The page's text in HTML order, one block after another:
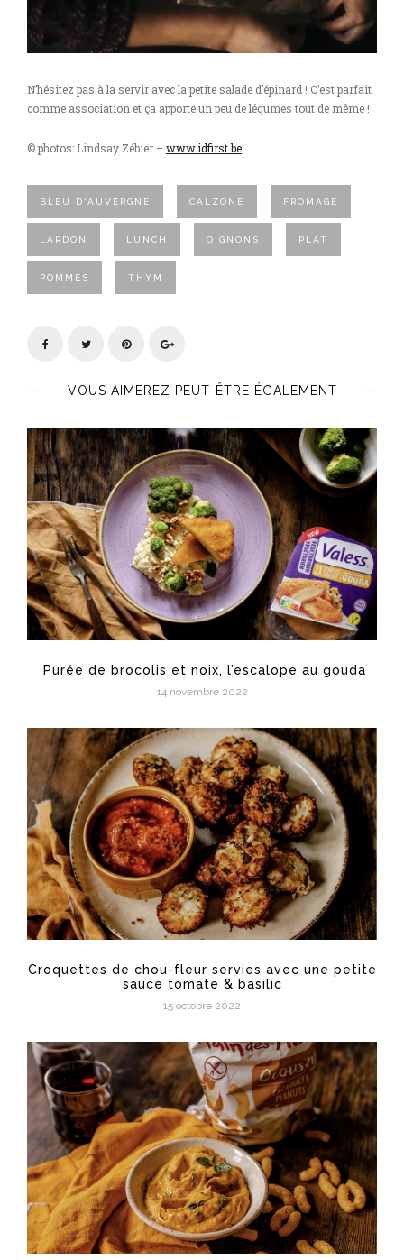
N’hésitez pas à la servir avec la petite salade d’épinard ! C’est parfait
comme association et ça apporte un peu de légumes tout de même !
© photos: Lindsay Zébier –www.idfirst.be
BLEU D'AUVERGNE CALZONE FROMAGE
LARDON LUNCH OIGNONS PLAT
POMMES THYM
VOUS AIMEREZ PEUT-ÊTRE ÉGALEMENT
Purée de brocolis et noix, l’escalope au gouda
14 novembre 2022
Croquettes de chou-fleur servies avec une petite
sauce tomate & basilic
15 octobre 2022